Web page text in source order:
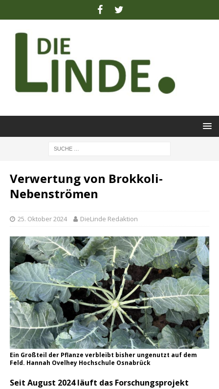
Verwertung von Brokkoli-
Nebenströmen
25. Oktober 2024 DieLinde Redaktion
Ein Großteil der Pflanze verbleibt bisher ungenutzt auf dem
Feld. Hannah Ovelhey Hochschule Osnabrück
Seit August 2024 läuft das Forschungsprojekt